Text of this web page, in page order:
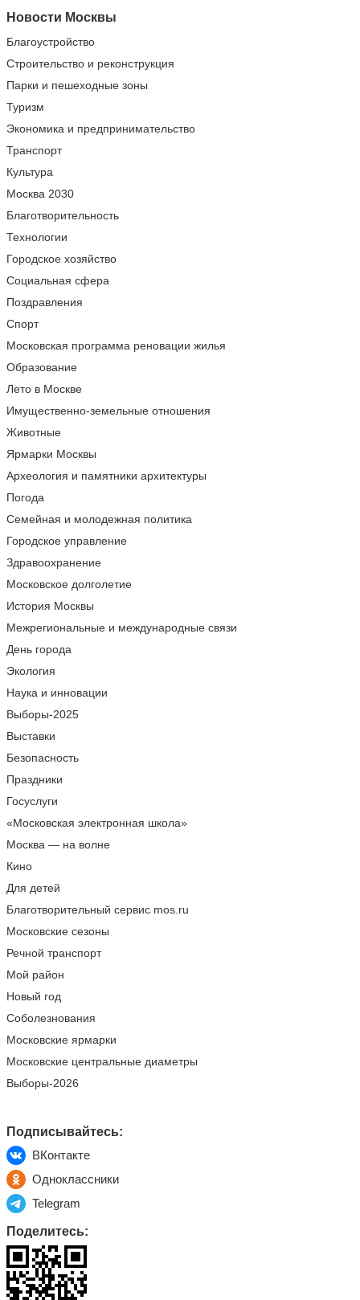
Новости Москвы
Благоустройство
Строительство и реконструкция
Парки и пешеходные зоны
Туризм
Экономика и предпринимательство
Транспорт
Культура
Москва 2030
Благотворительность
Технологии
Городское хозяйство
Социальная сфера
Поздравления
Спорт
Московская программа реновации жилья
Образование
Лето в Москве
Имущественно-земельные отношения
Животные
Ярмарки Москвы
Археология и памятники архитектуры
Погода
Семейная и молодежная политика
Городское управление
Здравоохранение
Московское долголетие
История Москвы
Межрегиональные и международные связи
День города
Экология
Наука и инновации
Выборы-2025
Выставки
Безопасность
Праздники
Госуслуги
«Московская электронная школа»
Москва — на волне
Кино
Для детей
Благотворительный сервис mos.ru
Московские сезоны
Речной транспорт
Мой район
Новый год
Соболезнования
Московские ярмарки
Московские центральные диаметры
Выборы-2026
Подписывайтесь:
ВКонтакте
Одноклассники
Telegram
Поделитесь: